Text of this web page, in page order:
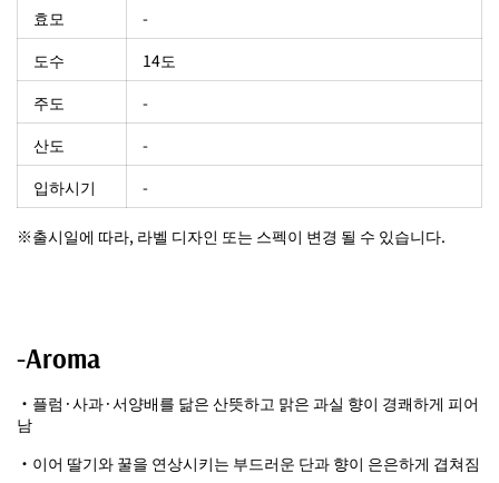
효모
-
도수
14도
주도
-
산도
-
입하시기
-
※출시일에 따라, 라벨 디자인 또는 스펙이 변경 될 수 있습니다.
-Aroma
・플럼·사과·서양배를 닮은 산뜻하고 맑은 과실 향이 경쾌하게 피어
남
・이어 딸기와 꿀을 연상시키는 부드러운 단과 향이 은은하게 겹쳐짐